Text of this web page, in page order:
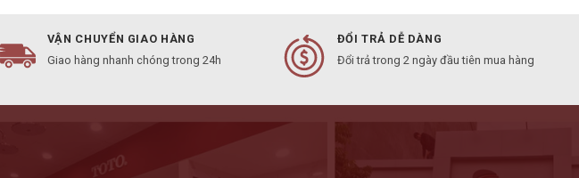
VẬN CHUYỂN GIAO HÀNG
Giao hàng nhanh chóng trong 24h
ĐỔI TRẢ DỄ DÀNG
Đổi trả trong 2 ngày đầu tiên mua hàng